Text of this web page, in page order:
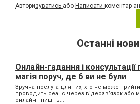
Авторизуватись або Написати коментар
Останні
Онлайн-гадання і консультації
магія поруч, де б ви не були
Зручна послуга для тих, хто не може
проводить сеанс через відеозв’язок
онлайн - пишіть...